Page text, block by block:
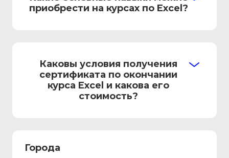
приобрести на курсах по Excel?
Каковы условия получения
сертификата по окончании
курса Excel и какова его
стоимость?
Города